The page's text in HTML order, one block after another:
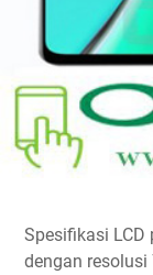
Spesifikasi LCD
dengan